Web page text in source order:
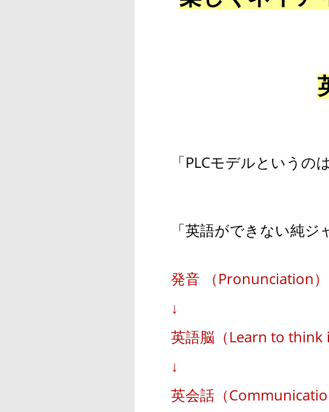
「PLCモデルというの
「英語ができない純ジ
発音 （Pronunciation）
↓
英語脳（Learn to think
↓
英会話（